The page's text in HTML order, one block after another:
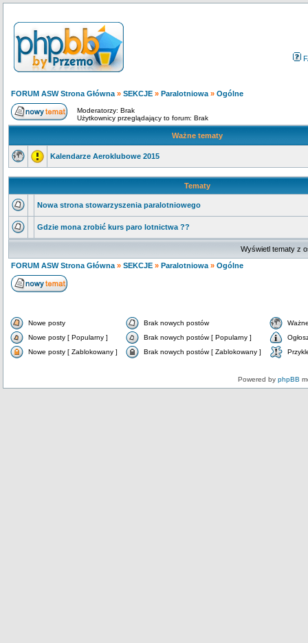
FORUM ASW Strona Główna » SEKCJE » Paralotniowa » Ogólne
Moderatorzy: Brak
Użytkownicy przeglądający to forum: Brak
Ważne tematy
Kalendarze Aeroklubowe 2015
Tematy
Nowa strona stowarzyszenia paralotniowego
Gdzie mona zrobić kurs paro lotnictwa ??
Wyświetl tematy z
FORUM ASW Strona Główna » SEKCJE » Paralotniowa » Ogólne
Nowe posty Brak nowych postów
Nowe posty [ Popularny ]
Brak nowych postów [ Popularny ]
Nowe posty [ Zablokowany ]
Brak nowych postów [ Zablokowany ]
Powered by phpBB